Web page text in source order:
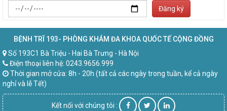
Đăng ký
BỆNH TRĨ 193- PHÒNG KHÁM ĐA KHOA QUỐC TẾ CỘNG ĐỒNG
Số 193C1 Bà Triệu - Hai Bà Trưng - Hà Nội
Điện thoại liên hệ: 0243.9656.999
Thời gian mở cửa: 8h - 20h (tất cả các ngày trong tuần, kể cả ngày
nghỉ và lễ Tết)
Kết nối với chúng tôi :